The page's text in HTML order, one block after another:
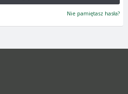
Nie pamiętasz hasła?